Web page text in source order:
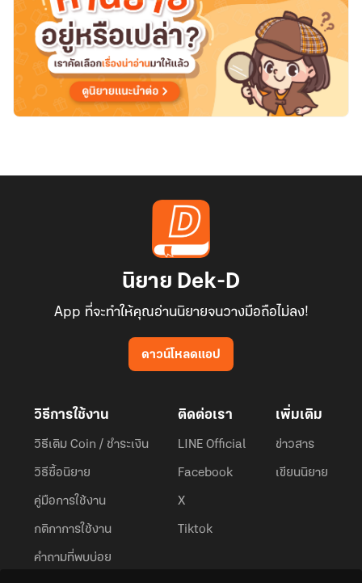
นิยาย Dek-D
App ที่จะทำให้คุณอ่านนิยายจนวางมือถือไม่ลง!
ดาวน์โหลดแอป
วิธีการใช้งาน
วิธีเติม Coin / ชำระเงิน
วิธีซื้อนิยาย
คู่มือการใช้งาน
กติกาการใช้งาน
คำถามที่พบบ่อย
ติดต่อเรา
LINE Official
Facebook
X
Tiktok
เพิ่มเติม
ข่าวสาร
เขียนนิยาย